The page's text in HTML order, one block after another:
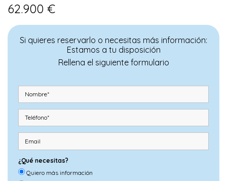
62.900 €
Si quieres reservarlo o necesitas más información:
Estamos a tu disposición
Rellena el siguiente formulario
¿Qué necesitas?
Quiero más información